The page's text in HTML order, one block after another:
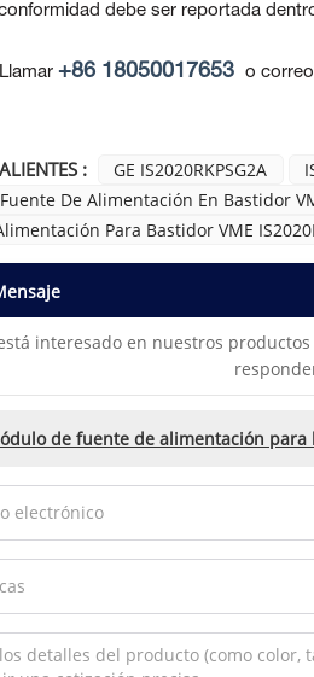
debe ser reportada
+86 18050017653 o
: GE IS2020RKPSG2A
De Alimentación En Bastidor
Para Bastidor VME
interesado en nuestros
de fuente de alimentación para